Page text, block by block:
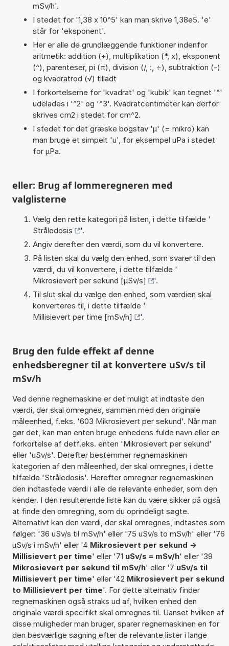
mSv/h'.
I stedet for '1,38 x 10^5' kan man skrive 1,38e5. 'e'
står for 'eksponent'.
Her er alle de grundlæggende funktioner indenfor
aritmetik: addition (+), multiplikation (*, x), eksponent
(^), parenteser, pi (π), division (/, :, ÷), subtraktion (-)
og kvadratrod (√) tilladt
I forkortelserne for 'kvadrat' og 'kubik' kan tegnet '^'
udelades i '^2' og '^3'. Kvadratcentimeter kan derfor
skrives cm2 i stedet for cm^2.
I stedet for det græske bogstav 'µ' (= mikro) kan
man bruge et simpelt 'u', for eksempel uPa i stedet
for µPa.
eller: Brug af lommeregneren med
valglisterne
Vælg den rette kategori på listen, i dette tilfælde '
Stråledosis
'.
Angiv derefter den værdi, som du vil konvertere.
På listen skal du vælg den enhed, som svarer til den
værdi, du vil konvertere, i dette tilfælde '
Mikrosievert per sekund [µSv/s]
'.
Til slut skal du vælge den enhed, som værdien skal
konverteres til, i dette tilfælde '
Millisievert per time [mSv/h]
'.
Brug den fulde effekt af denne
enhedsberegner til at konvertere uSv/s til
mSv/h
Ved denne regnemaskine er det muligt at indtaste den
værdi, der skal omregnes, sammen med den originale
måleenhed, f.eks. '603 Mikrosievert per sekund'. Når man
gør det, kan man enten bruge enhedens fulde navn eller en
forkortelse af detf.eks. enten 'Mikrosievert per sekund'
eller 'uSv/s'. Derefter bestemmer regnemaskinen
kategorien af den måleenhed, der skal omregnes, i dette
tilfælde 'Stråledosis'. Herefter omregner regnemaskinen
den indtastede værdi i alle de relevante enheder, som den
kender. I den resulterende liste kan du være sikker på også
at finde den omregning, som du oprindeligt søgte.
Alternativt kan den værdi, der skal omregnes, indtastes som
følger: '36 uSv/s til mSv/h' eller '75 uSv/s to mSv/h' eller '76
uSv/s i mSv/h' eller '4 Mikrosievert per sekund ->
Millisievert per time' eller '71 uSv/s = mSv/h' eller '39
Mikrosievert per sekund til mSv/h' eller '7 uSv/s til
Millisievert per time' eller '42 Mikrosievert per sekund
to Millisievert per time'. For dette alternativ finder
regnemaskinen også straks ud af, hvilken enhed den
originale værdi specifikt skal omregnes til. Uanset hvilken af
disse muligheder man bruger, sparer regnemaskinen en for
den besværlige søgning efter de relevante lister i lange